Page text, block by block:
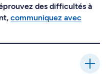
des difficultés à
communiquez avec